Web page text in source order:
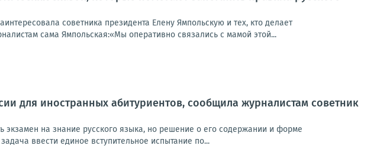
советника президента Елену Ямпольскую и тех, кто делает
сама Ямпольская:«Мы оперативно связались с мамой этой...
для иностранных абитуриентов, сообщила журналистам советник
экзамен на знание русского языка, но решение о его содержании и форме
ввести единое вступительное испытание по...